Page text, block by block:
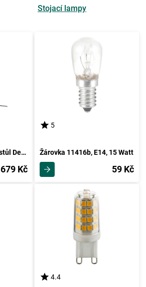
Stojací lampy
Lampa LED na psací stůl Denise 35cm, 5 Watt
679 Kč
5
Žárovka 11416b, E14, 15 Watt
59 Kč
4.4